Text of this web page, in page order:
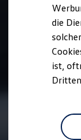
Mehr
die
ist,